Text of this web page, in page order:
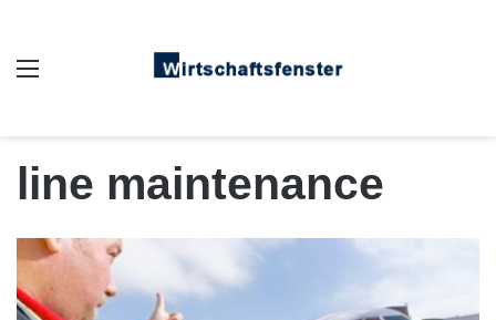
line maintenance